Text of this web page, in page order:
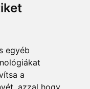
egyéb
a
azzal hogy